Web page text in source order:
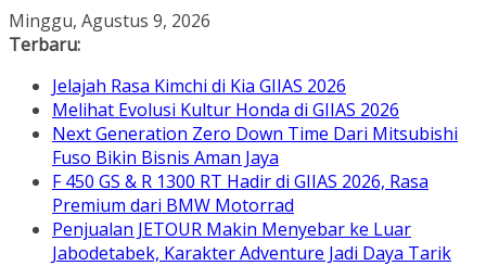
Skip
to
Minggu, Agustus 9, 2026
Terbaru:
Jelajah Rasa Kimchi di Kia GIIAS 2026
Melihat Evolusi Kultur Honda di GIIAS 2026
Next Generation Zero Down Time Dari Mitsubishi
Fuso Bikin Bisnis Aman Jaya
F 450 GS & R 1300 RT Hadir di GIIAS 2026, Rasa
Premium dari BMW Motorrad
Penjualan JETOUR Makin Menyebar ke Luar
Jabodetabek, Karakter Adventure Jadi Daya Tarik